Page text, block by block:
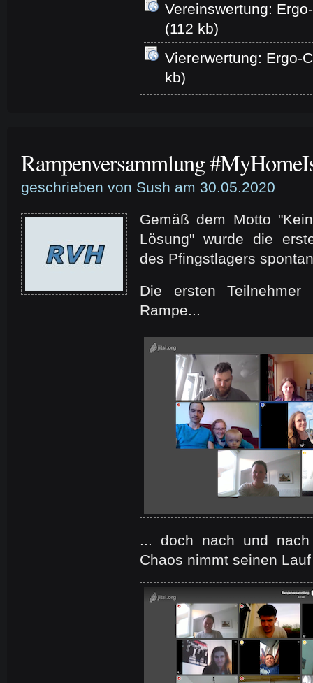
Vereinswertung:
(112 kb)
Viererwertung: Ergo-
kb)
Rampenversammlung
geschrieben von Sush am 30.05.2020
Gemäß dem Motto
Lösung" wurde die
des Pfingstlagers
Die ersten
Rampe...
... doch nach und
Chaos nimmt seinen